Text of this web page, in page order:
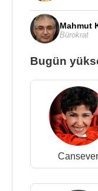
Mahmut
Bürokrat
Bugün
Cansever